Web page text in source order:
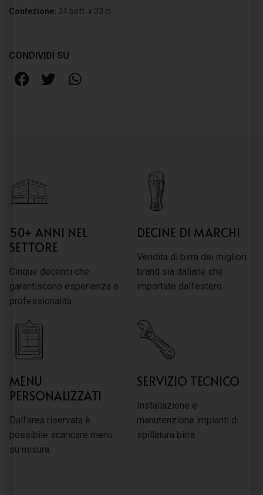
Confezione: 24 bott. x 33 cl
CONDIVIDI SU
50+ ANNI NEL
SETTORE
Cinque decenni che
garantiscono esperienza e
professionalità.
DECINE DI MARCHI
Vendita di birra dei migliori
brand sia italiane che
importate dall'estero.
MENU
PERSONALIZZATI
Dall'area riservata è
possibile scaricare menu
su misura.
SERVIZIO TECNICO
Installazione e
manutenzione impianti di
spillatura birra.